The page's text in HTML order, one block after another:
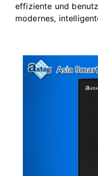
effiziente und
modernes,